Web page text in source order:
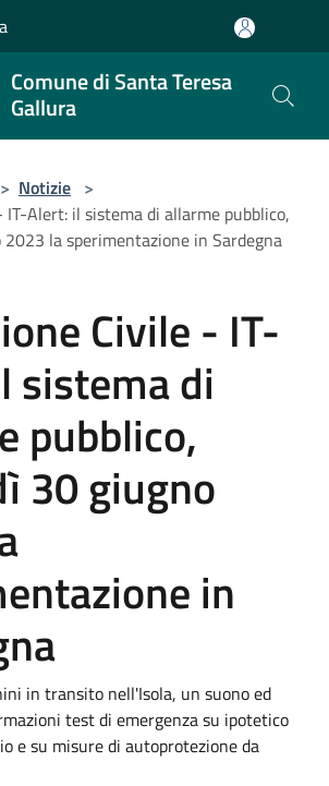
Comune di Santa Teresa
Gallura
> Notizie >
IT-Alert: il sistema di allarme pubblico,
la sperimentazione in Sardegna
Civile - IT-
sistema di
pubblico,
30 giugno
in
in transito nell'Isola, un suono ed
test di emergenza su ipotetico
e su misure di autoprotezione da